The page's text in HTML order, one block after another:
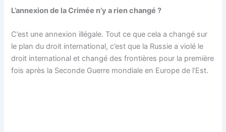
L’annexion de la Crimée n’y a rien changé ?
C’est une annexion illégale. Tout ce que cela a changé sur
le plan du droit international, c’est que la Russie a violé le
droit international et changé des frontières pour la première
fois après la Seconde Guerre mondiale en Europe de l’Est.